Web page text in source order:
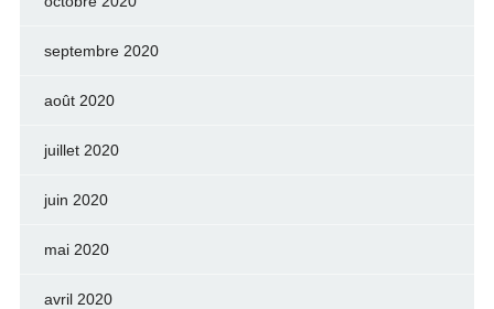
septembre 2020
août 2020
juillet 2020
juin 2020
mai 2020
avril 2020